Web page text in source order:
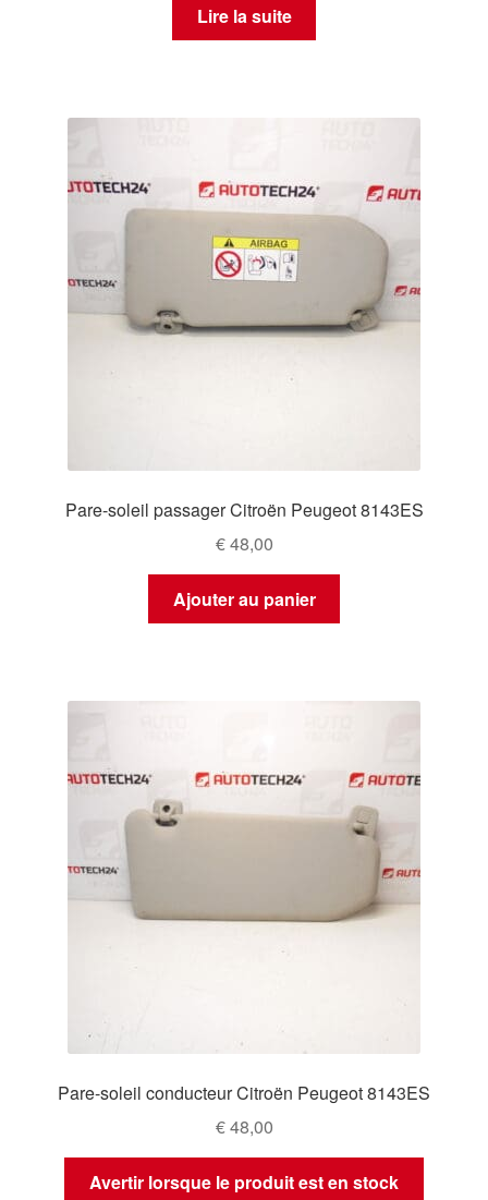
Lire la suite
Pare-soleil passager Citroën Peugeot 8143ES
€48,00
Ajouter au panier
Pare-soleil conducteur Citroën Peugeot 8143ES
€48,00
Avertir lorsque le produit est en stock